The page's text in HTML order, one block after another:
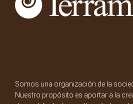
Somos una organización de la
Nuestro propósito es aportar a la